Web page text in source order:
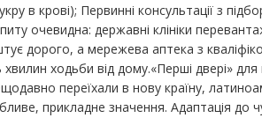
в крові); Первинні консультації з
очевидна: державні клініки
дорого, а мережева аптека з
ходьби від дому.«Перші двері» для
переїхали в нову країну,
прикладне значення. Адаптація до